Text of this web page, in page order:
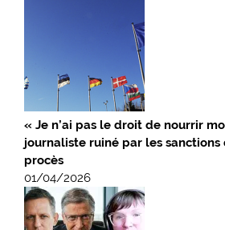
« Je n’ai pas le droit de nourrir
journaliste ruiné par les sanctions
procès
01/04/2026